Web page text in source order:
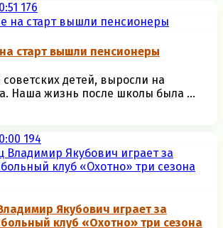
176
старт вышли пенсионеры
детей, выросли на
Наша жизнь после школы была ...
194
Якубович играет за
клуб «Охотно» три сезона